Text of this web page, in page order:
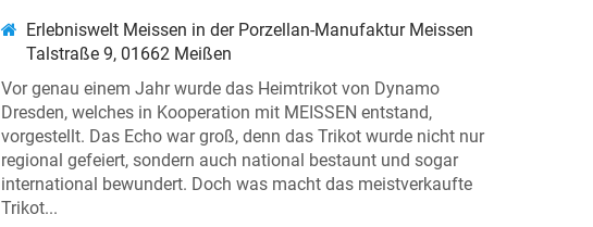
Erlebniswelt Meissen in der Porzellan-Manufaktur Meissen
Talstraße 9, 01662 Meißen
Vor genau einem Jahr wurde das Heimtrikot von Dynamo
Dresden, welches in Kooperation mit MEISSEN entstand,
vorgestellt. Das Echo war groß, denn das Trikot wurde nicht nur
regional gefeiert, sondern auch national bestaunt und sogar
international bewundert. Doch was macht das meistverkaufte
Trikot...